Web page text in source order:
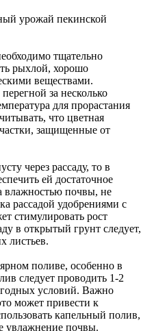
урожай пекинской
тщательно
рыхлой, хорошо
веществами.
за несколько
для прорастания
что цветная
защищенные от
через рассаду, то в
ей достаточное
влажностью почвы, не
рассадой удобрениями с
стимулировать рост
в открытый грунт следует,
листьев.
поливе, особенно в
следует проводить 1-2
условий. Важно
может привести к
капельный полив,
увлажнение почвы.